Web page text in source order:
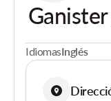
IdiomasInglés